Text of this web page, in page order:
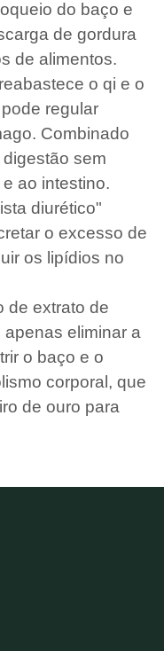
do baço e
de gordura
de alimentos.
o qi e o
regular
Combinado
sem
ao intestino.
diurético"
o excesso de
os lipídios no
de extrato de
eliminar a
o baço e o
corporal, que
de ouro para